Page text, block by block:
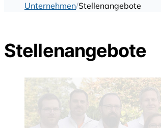
Unternehmen Stellenangebote
Stellenangebote